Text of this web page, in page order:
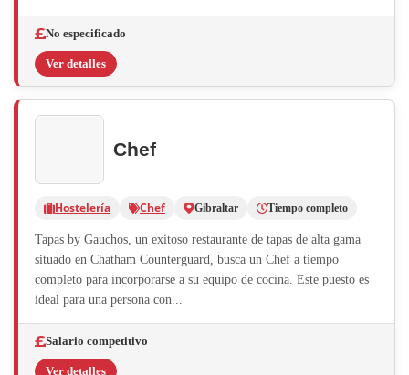
No especificado
Ver detalles
Chef
Hostelería Chef Gibraltar Tiempo completo
Tapas by Gauchos, un exitoso restaurante de tapas de alta gama
situado en Chatham Counterguard, busca un Chef a tiempo
completo para incorporarse a su equipo de cocina. Este puesto es
ideal para una persona con...
Salario competitivo
Ver detalles